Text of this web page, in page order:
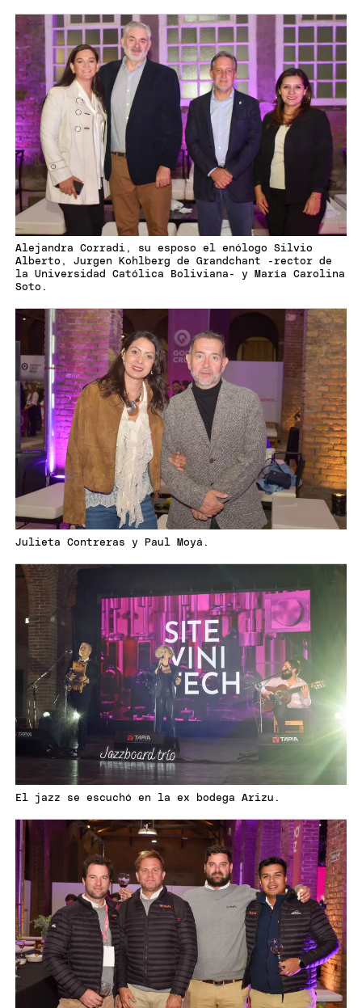
Alejandra Corradi, su esposo el enólogo Silvio
Alberto, Jurgen Kohlberg de Grandchant -rector de
la Universidad Católica Boliviana- y María Carolina
Soto.
Julieta Contreras y Paul Moyá.
El jazz se escuchó en la ex bodega Arizu.